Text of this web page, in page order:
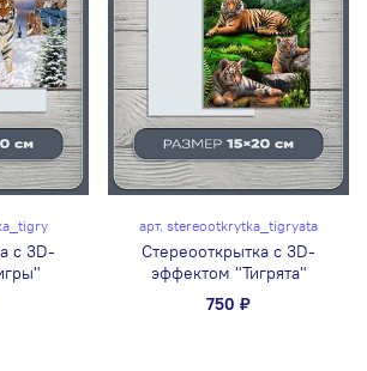
с 3D-
арт. stereootkrytka_tigryata
Стереооткрытка с 3D-
эффектом "Тигрята"
750 ₽